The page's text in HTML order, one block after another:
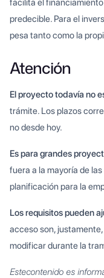
facilita el
predecible. Para el
pesa tanto como la
Atención
El proyecto todavía no
trámite. Los plazos
no desde hoy.
Es para grandes
fuera a la mayoría de
planificación para la
Los requisitos pueden
acceso son,
modificar durante la
Estecontenido es